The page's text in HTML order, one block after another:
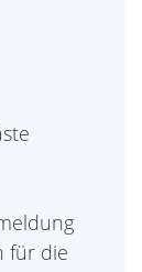
für die